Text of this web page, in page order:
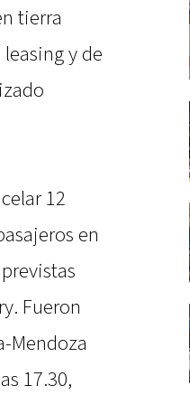
tierra
y de
12
en
Fueron
Mendoza
17.30,